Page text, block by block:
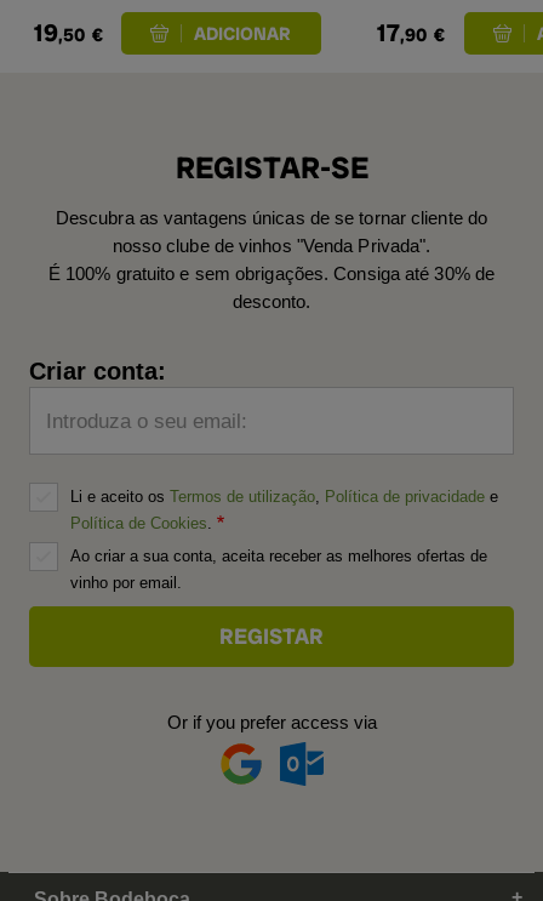
19,50 € 17,90 €
REGISTAR-SE
Descubra as vantagens únicas de se tornar cliente do
nosso clube de vinhos "Venda Privada".
É 100% gratuito e sem obrigações. Consiga até 30% de
desconto.
Criar conta:
Introduza o seu email:
Li e aceito os Termos de utilização Política de privacidade e
Política de Cookies
Ao criar a sua conta, aceita receber as melhores ofertas de
vinho por email.
Or if you prefer access via